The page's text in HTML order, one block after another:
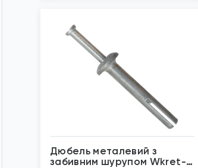
Дюбель металевий з
забивним шурупом Wkret-